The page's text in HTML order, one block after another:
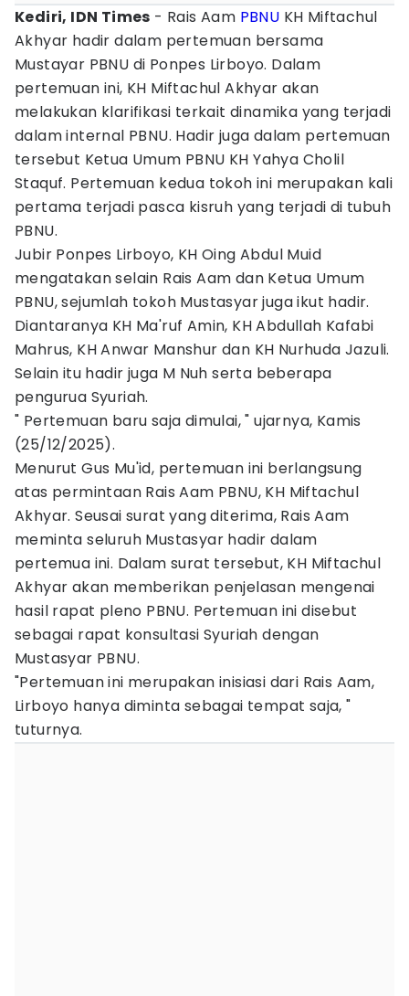
Kediri, IDN Times - Rais Aam PBNU KH Miftachul
Akhyar hadir dalam pertemuan bersama
Mustayar PBNU di Ponpes Lirboyo. Dalam
pertemuan ini, KH Miftachul Akhyar akan
melakukan klarifikasi terkait dinamika yang terjadi
dalam internal PBNU. Hadir juga dalam pertemuan
tersebut Ketua Umum PBNU KH Yahya Cholil
Staquf. Pertemuan kedua tokoh ini merupakan kali
pertama terjadi pasca kisruh yang terjadi di tubuh
PBNU.
Jubir Ponpes Lirboyo, KH Oing Abdul Muid
mengatakan selain Rais Aam dan Ketua Umum
PBNU, sejumlah tokoh Mustasyar juga ikut hadir.
Diantaranya KH Ma'ruf Amin, KH Abdullah Kafabi
Mahrus, KH Anwar Manshur dan KH Nurhuda Jazuli.
Selain itu hadir juga M Nuh serta beberapa
pengurua Syuriah.
" Pertemuan baru saja dimulai, " ujarnya, Kamis
(25/12/2025).
Menurut Gus Mu'id, pertemuan ini berlangsung
atas permintaan Rais Aam PBNU, KH Miftachul
Akhyar. Seusai surat yang diterima, Rais Aam
meminta seluruh Mustasyar hadir dalam
pertemua ini. Dalam surat tersebut, KH Miftachul
Akhyar akan memberikan penjelasan mengenai
hasil rapat pleno PBNU. Pertemuan ini disebut
sebagai rapat konsultasi Syuriah dengan
Mustasyar PBNU.
"Pertemuan ini merupakan inisiasi dari Rais Aam,
Lirboyo hanya diminta sebagai tempat saja, "
tuturnya.